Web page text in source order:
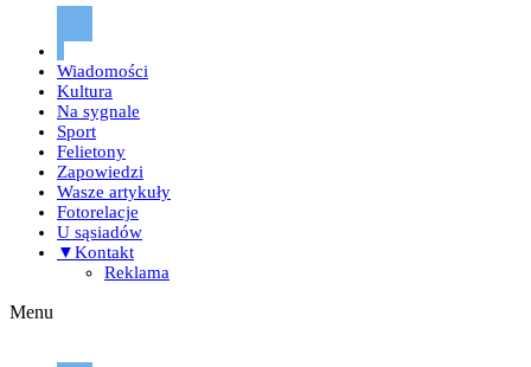
Codziennik mławski – Mława
Wiadomości
Kultura
Na sygnale
Sport
Felietony
Zapowiedzi
Wasze artykuły
Fotorelacje
U sąsiadów
▼Kontakt
Reklama
Menu